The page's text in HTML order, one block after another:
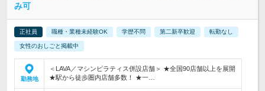
み可
正社員 職種・業種未経験OK 学歴不問 第二新卒歓迎 転勤なし
女性のおしごと掲載中
勤務地
＜LAVA／マシンピラティス併設店舗＞ ★全国90店舗以上を展開
★駅から徒歩圏内店舗多数！ ★一…